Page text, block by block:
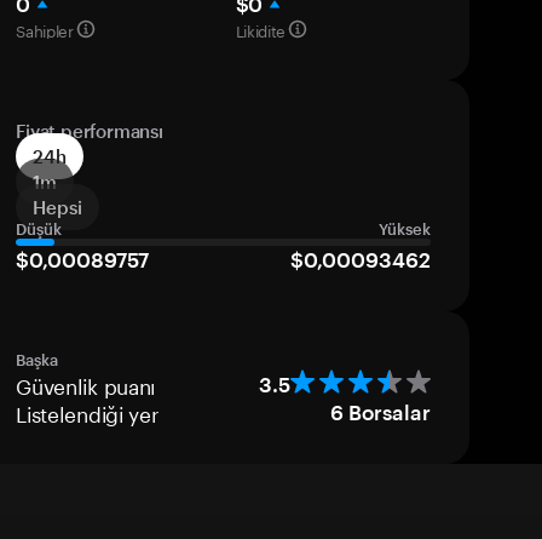
Sahipler
Likidite
Fiyat performansı
24h
1m
Hepsi
Düşük Yüksek
$0,00089757 $0,00093462
Başka
Güvenlik puanı 3.5
Listelendiği yer 6 Borsalar